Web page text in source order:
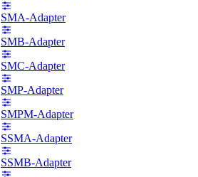
SMA-Adapter
SMB-Adapter
SMC-Adapter
SMP-Adapter
SMPM-Adapter
SSMA-Adapter
SSMB-Adapter